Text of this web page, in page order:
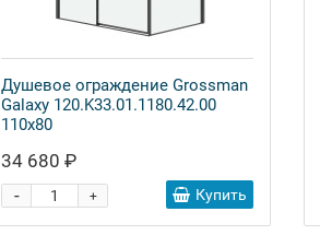
Душевое ограждение Grossman
Galaxy 120.K33.01.1180.42.00
110x80
34 680 ₽
+
- Купить